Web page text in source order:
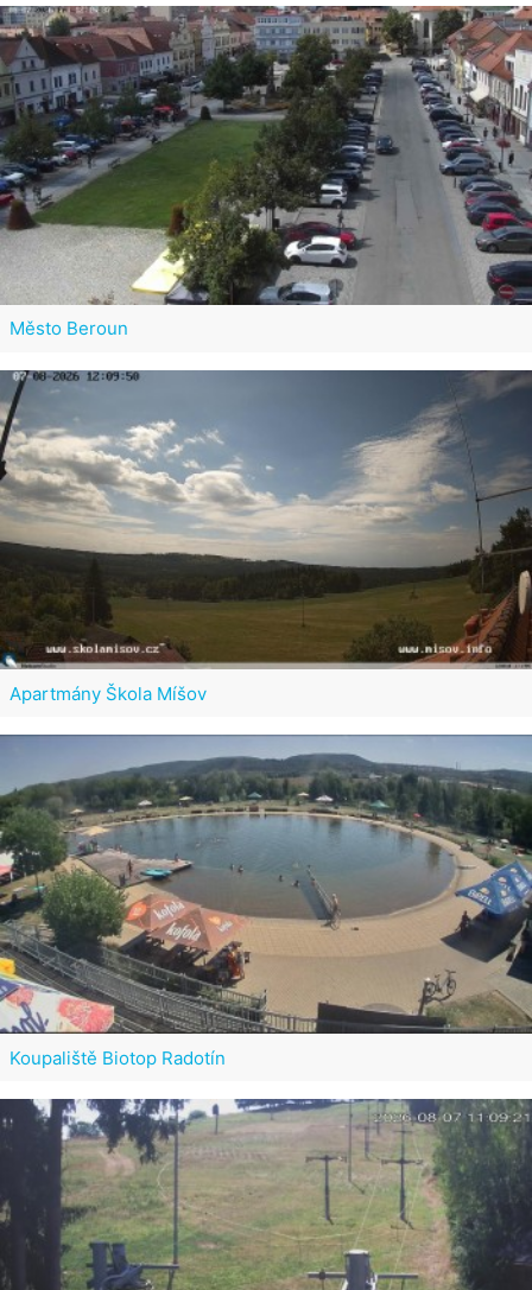
Město Beroun
Apartmány Škola Míšov
Koupaliště Biotop Radotín